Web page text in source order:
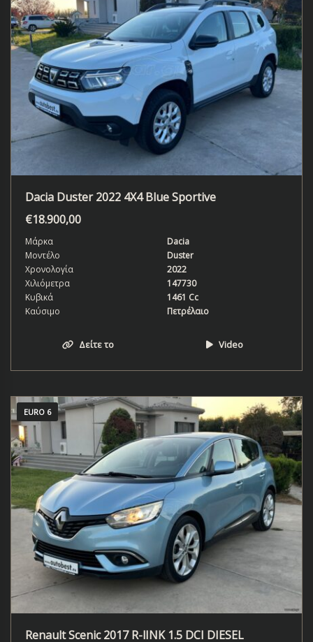
Dacia Duster 2022 4X4 Blue Sportive
€18.900,00
Μάρκα
Dacia
Μοντέλο
Duster
Χρονολογία
2022
Χιλιόμετρα
147730
Κυβικά
1461 Cc
Καύσιμο
Πετρέλαιο
Δείτε το Video
EURO 6
Renault Scenic 2017 R-lINK 1.5 DCI DIESEL